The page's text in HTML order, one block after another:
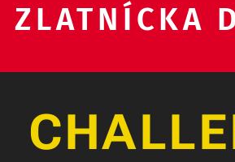
ZLATNÍCKA